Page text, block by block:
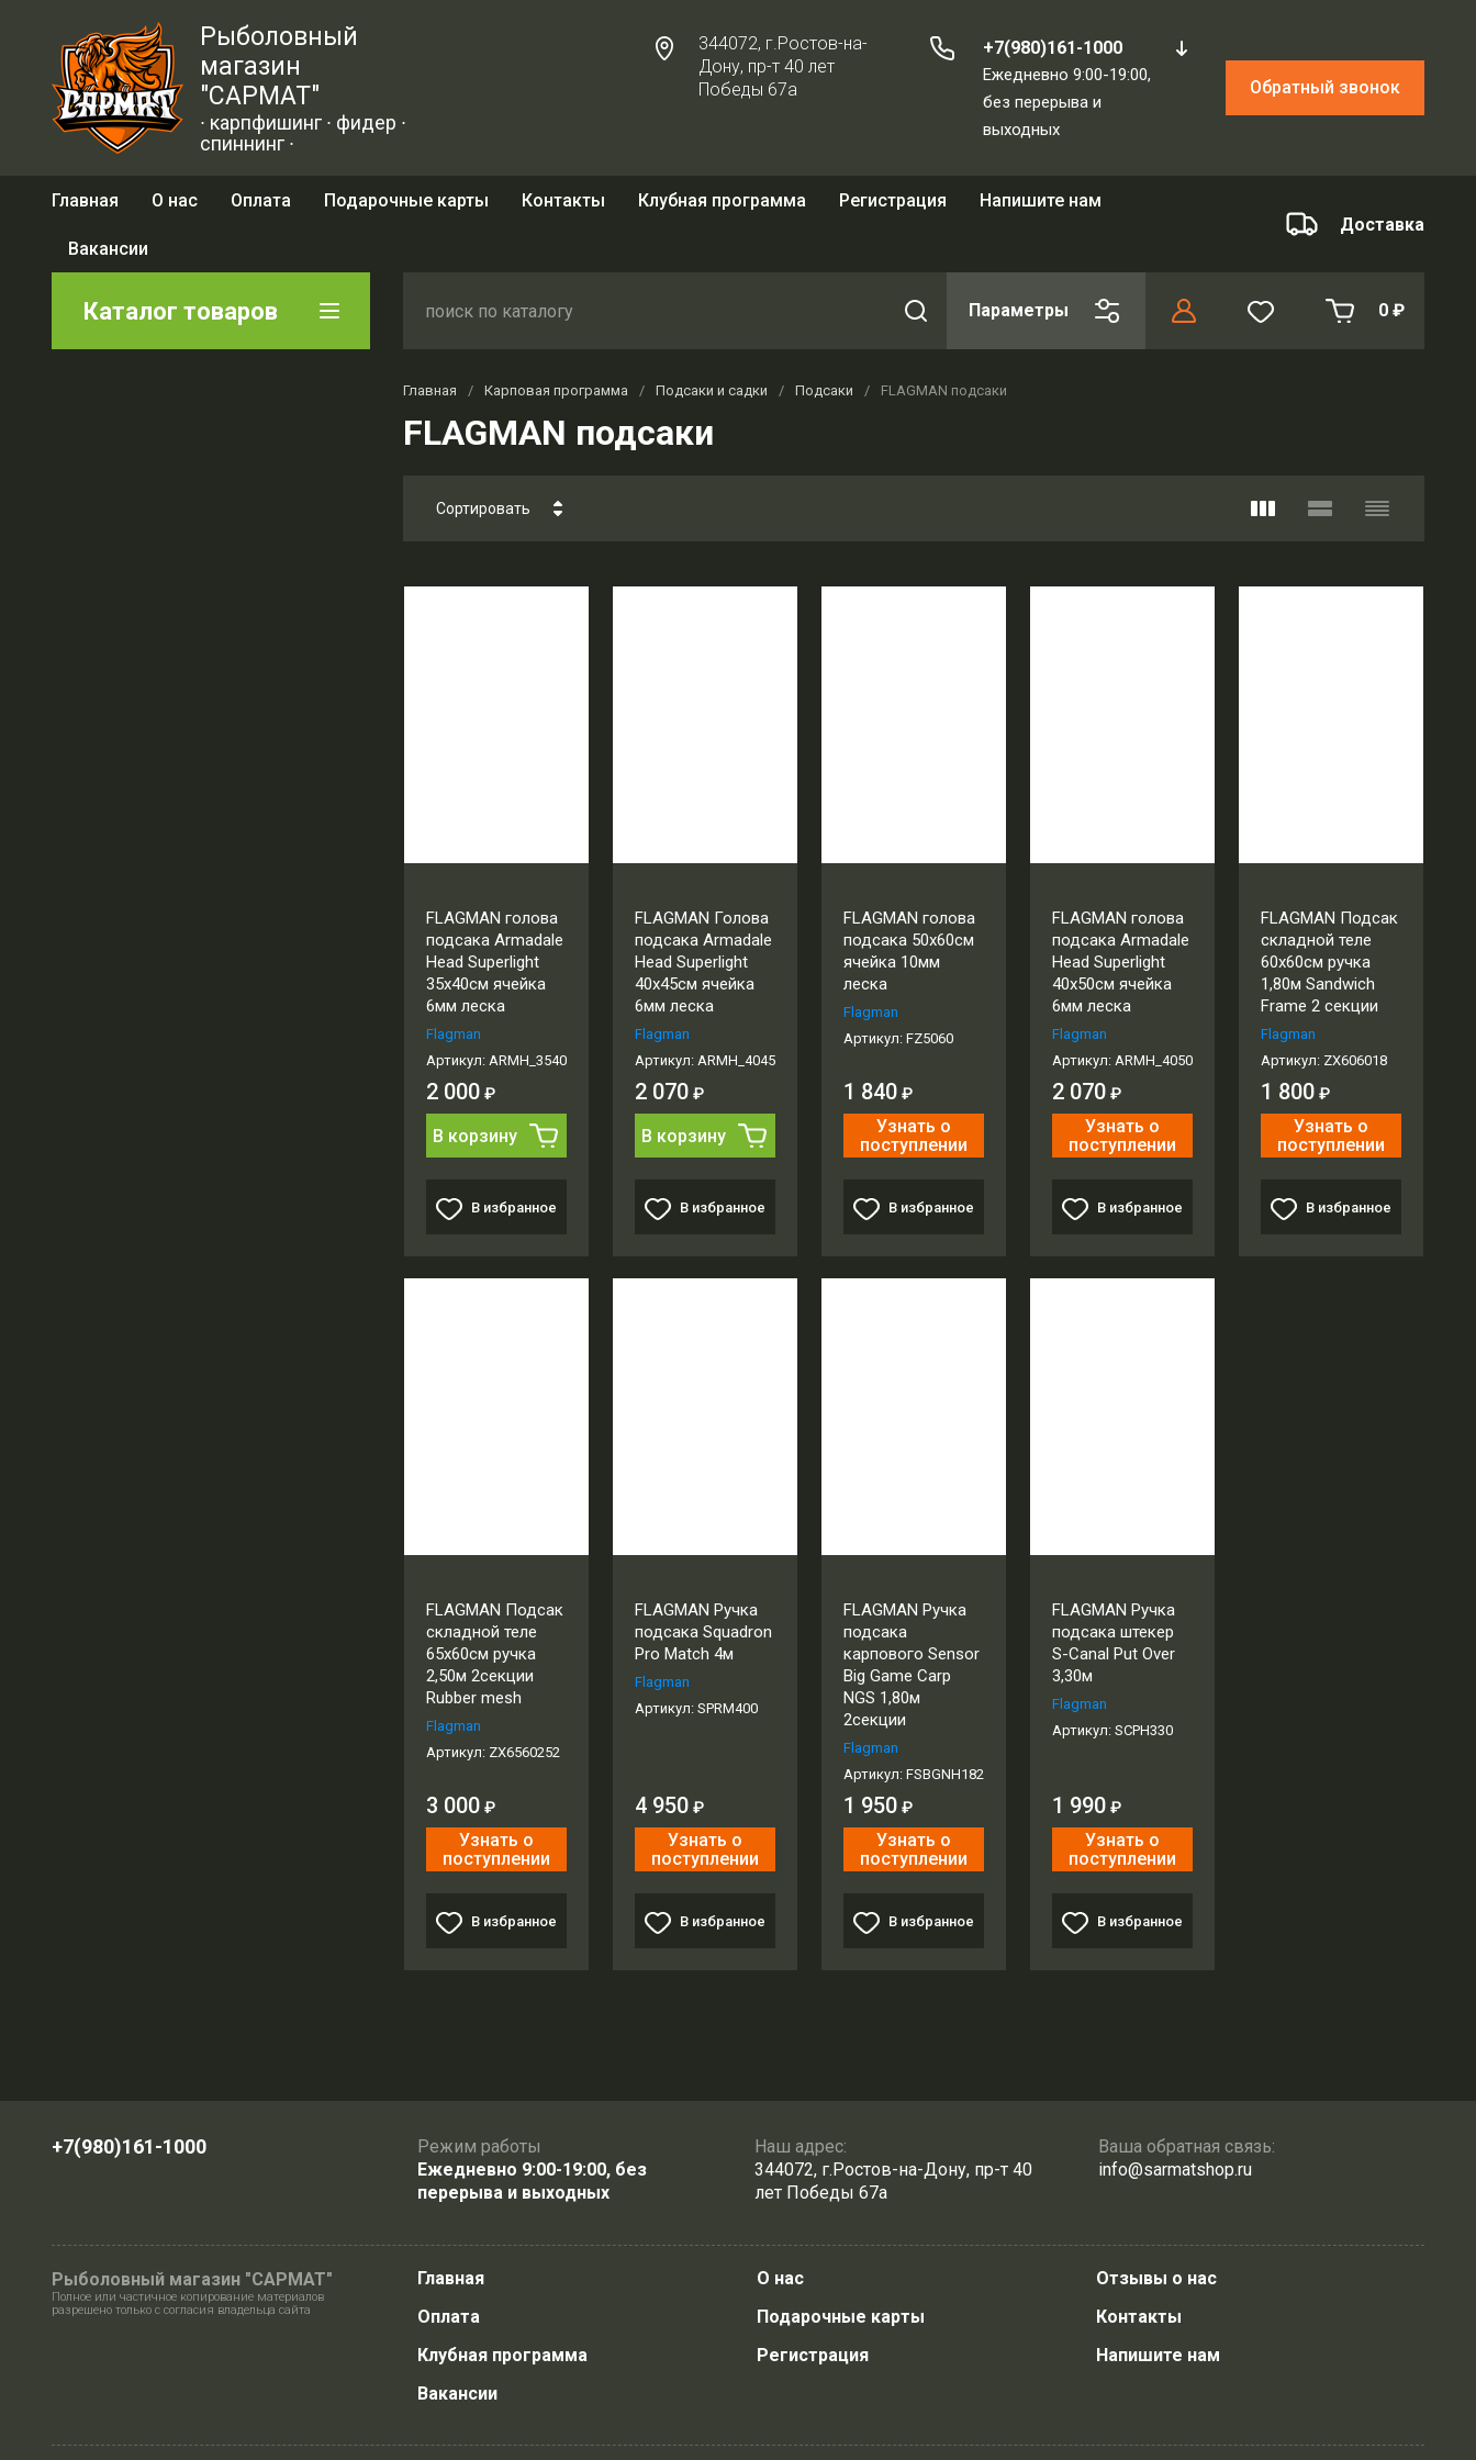
Рыболовный
магазин
"САРМАТ"
∙ карпфишинг ∙ фидер ∙
спиннинг ∙
344072, г.Ростов-на-
Дону, пр-т 40 лет
Победы 67а
+7(980)161-1000
Ежедневно 9:00-19:00,
без перерыва и
выходных
Обратный звонок
Главная О нас Оплата Подарочные карты Контакты Клубная программа Регистрация Напишите нам
Вакансии
Доставка
Каталог товаров Параметры 0 ₽
Главная / Карповая программа / Подсаки и садки / Подсаки / FLAGMAN подсаки
FLAGMAN подсаки
Сортировать
FLAGMAN голова
подсака Armadale
Head Superlight
35x40см ячейка
6мм леска
Flagman
Артикул: ARMH_3540
2 000 ₽
В корзину
В избранное
FLAGMAN Голова
подсака Armadale
Head Superlight
40x45см ячейка
6мм леска
Flagman
Артикул: ARMH_4045
2 070 ₽
В корзину
В избранное
FLAGMAN голова
подсака 50x60см
ячейка 10мм
леска
Flagman
Артикул: FZ5060
1 840 ₽
Узнать о
поступлении
В избранное
FLAGMAN голова
подсака Armadale
Head Superlight
40x50см ячейка
6мм леска
Flagman
Артикул: ARMH_4050
2 070 ₽
Узнать о
поступлении
В избранное
FLAGMAN Подсак
складной теле
60x60см ручка
1,80м Sandwich
Frame 2 секции
Flagman
Артикул: ZX606018
1 800 ₽
Узнать о
поступлении
В избранное
FLAGMAN Подсак
складной теле
65х60см ручка
2,50м 2секции
Rubber mesh
Flagman
Артикул: ZX6560252
3 000 ₽
Узнать о
поступлении
В избранное
FLAGMAN Ручка
подсака Squadron
Pro Match 4м
Flagman
Артикул: SPRM400
4 950 ₽
Узнать о
поступлении
В избранное
FLAGMAN Ручка
подсака
карпового Sensor
Big Game Carp
NGS 1,80м
2секции
Flagman
Артикул: FSBGNH182
1 950 ₽
Узнать о
поступлении
В избранное
FLAGMAN Ручка
подсака штекер
S-Canal Put Over
3,30м
Flagman
Артикул: SCPH330
1 990 ₽
Узнать о
поступлении
В избранное
+7(980)161-1000
Режим работы
Ежедневно 9:00-19:00, без
перерыва и выходных
Наш адрес:
344072, г.Ростов-на-Дону, пр-т 40
лет Победы 67а
Ваша обратная связь:
info@sarmatshop.ru
Рыболовный магазин "САРМАТ"
Полное или частичное копирование материалов
разрешено только с согласия владельца сайта
Главная О нас
Отзывы о нас
Оплата
Подарочные карты
Контакты
Клубная программа
Регистрация
Напишите нам
Вакансии